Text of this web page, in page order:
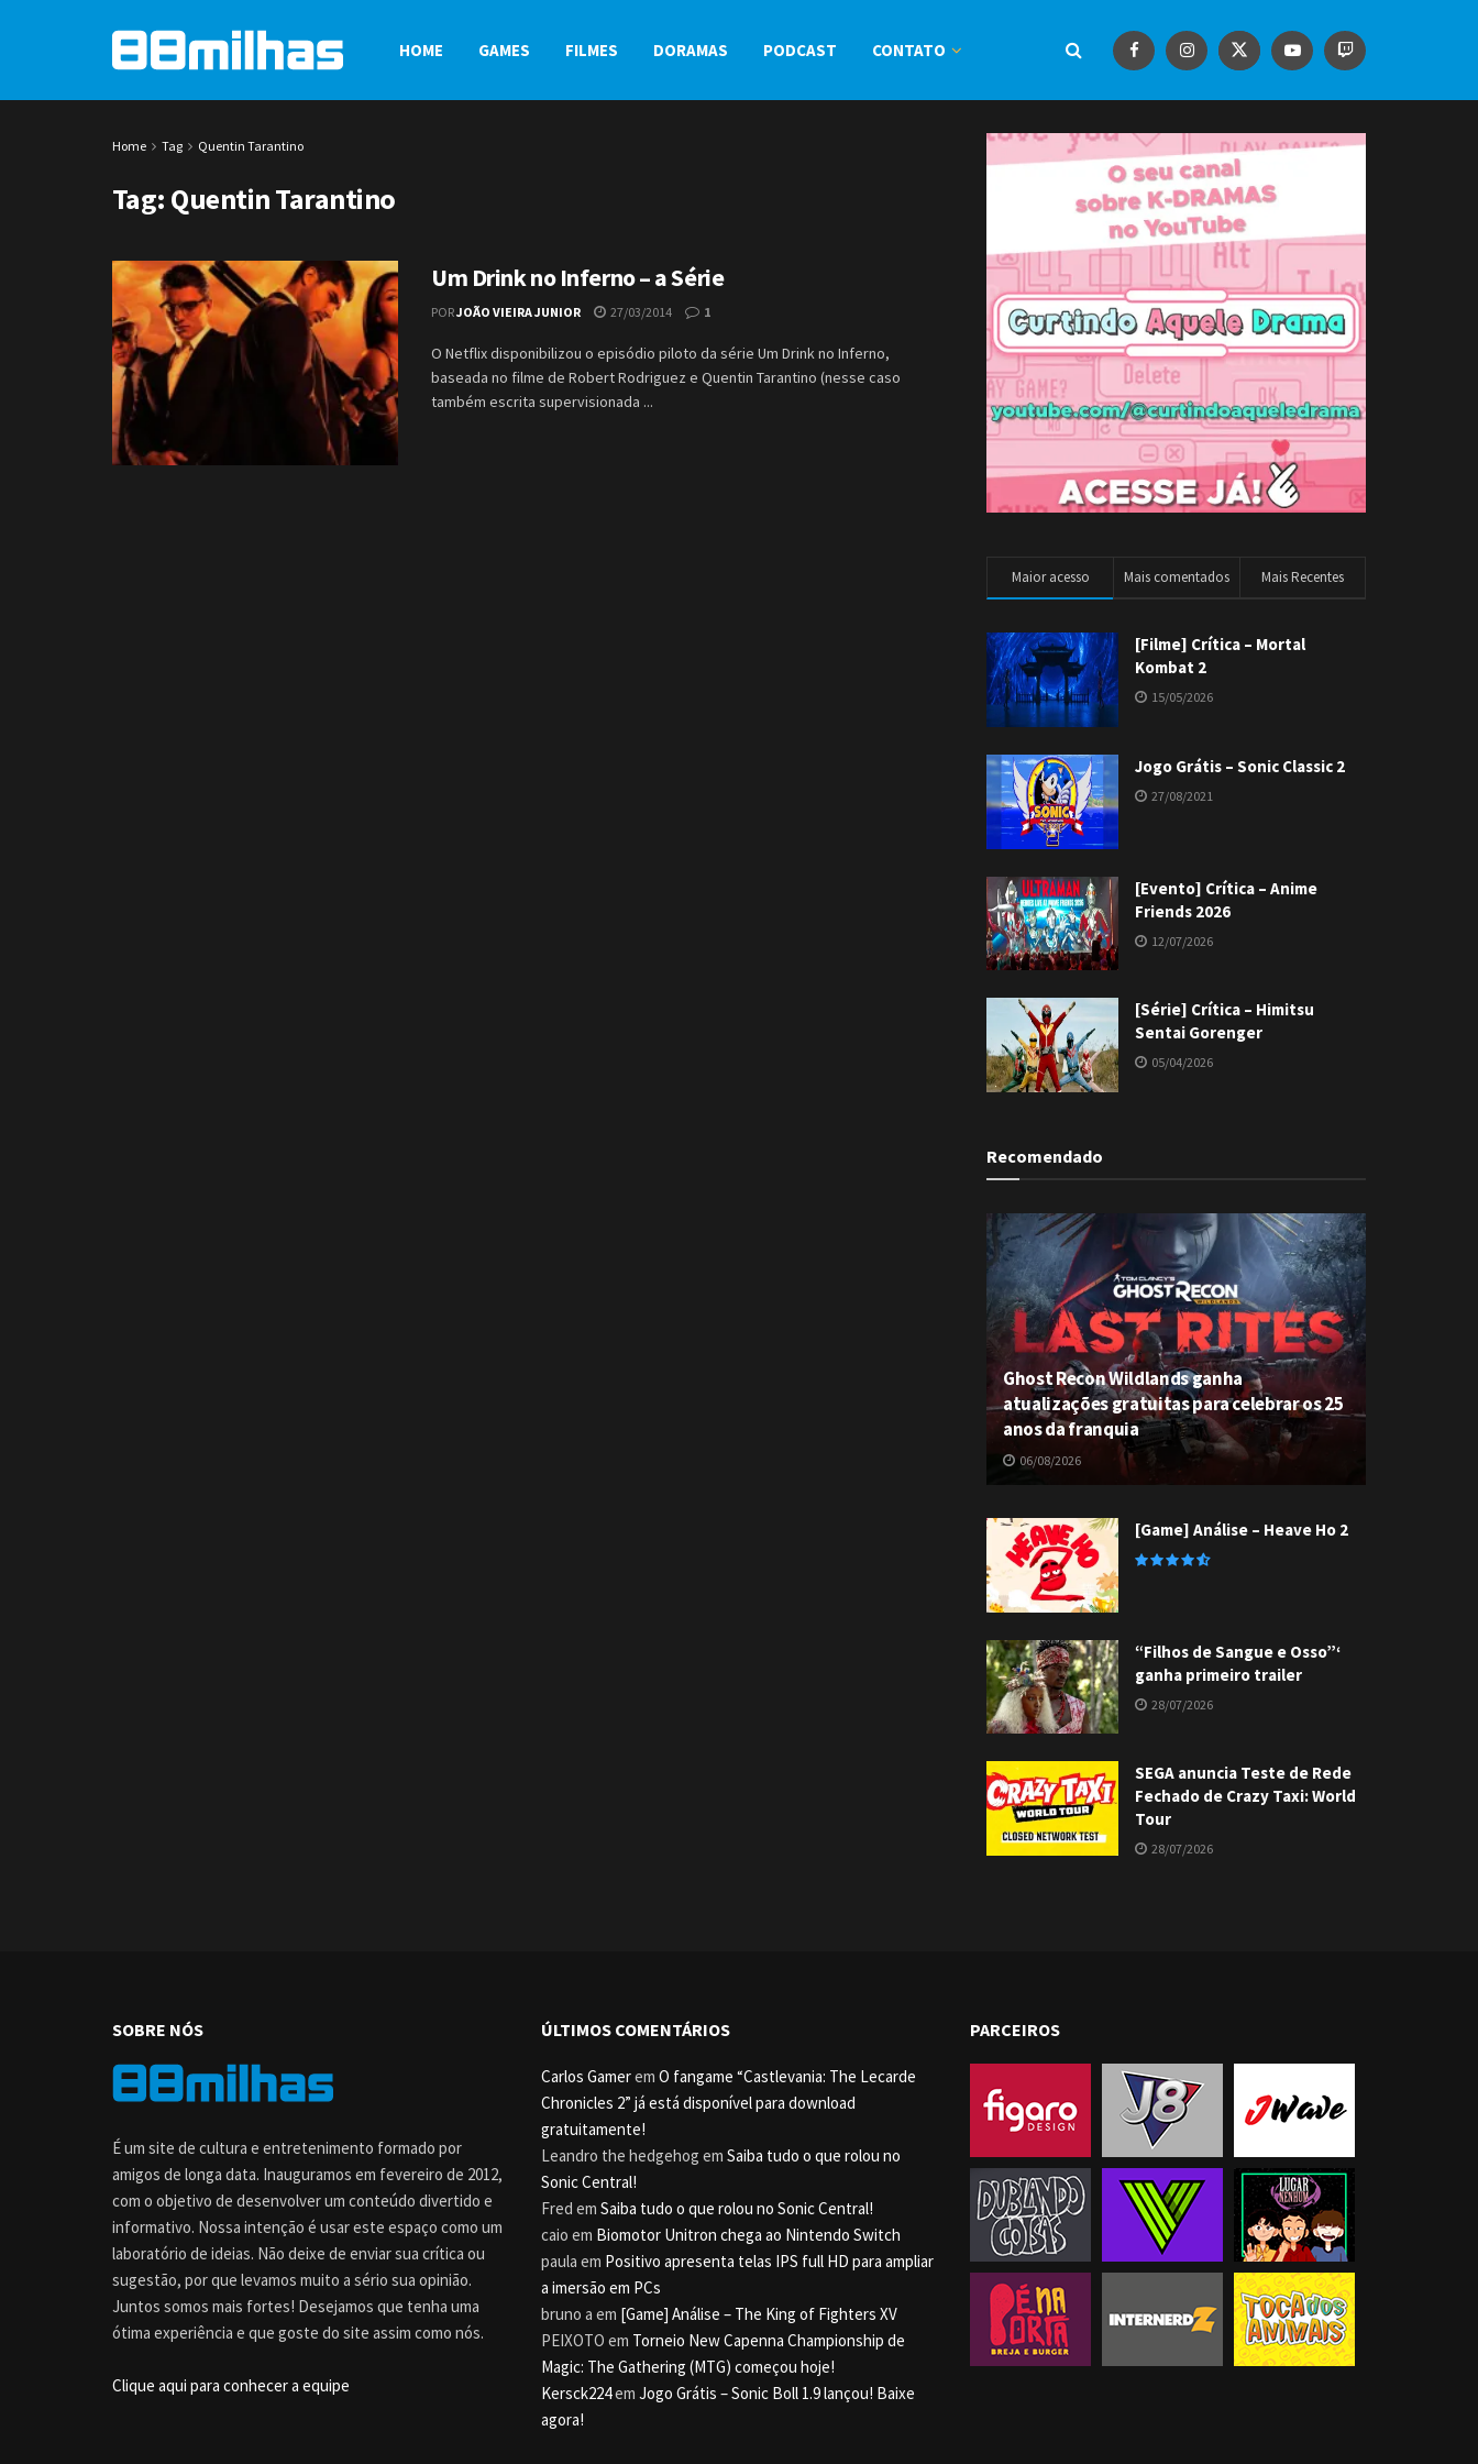
HOME GAMES FILMES DORAMAS PODCAST CONTATO
Home Tag Quentin Tarantino
Tag: Quentin Tarantino
Um Drink no Inferno – a Série
PORJOÃO VIEIRA JUNIOR 27/03/2014 1
O Netflix disponibilizou o episódio piloto da série Um Drink no Inferno,
baseada no filme de Robert Rodriguez e Quentin Tarantino (nesse caso
também escrita supervisionada ...
Maior acesso Mais comentados Mais Recentes
[Filme] Crítica – Mortal
Kombat 2
15/05/2026
Jogo Grátis – Sonic Classic 2
27/08/2021
[Evento] Crítica – Anime
Friends 2026
12/07/2026
[Série] Crítica – Himitsu
Sentai Gorenger
05/04/2026
Recomendado
Ghost Recon Wildlands ganha
atualizações gratuitas para celebrar os 25
anos da franquia
06/08/2026
[Game] Análise – Heave Ho 2
“Filhos de Sangue e Osso”‘
ganha primeiro trailer
28/07/2026
SEGA anuncia Teste de Rede
Fechado de Crazy Taxi: World
Tour
28/07/2026
SOBRE NÓS
É um site de cultura e entretenimento formado por
amigos de longa data. Inauguramos em fevereiro de 2012,
com o objetivo de desenvolver um conteúdo divertido e
informativo. Nossa intenção é usar este espaço como um
laboratório de ideias. Não deixe de enviar sua crítica ou
sugestão, por que levamos muito a sério sua opinião.
Juntos somos mais fortes! Desejamos que tenha uma
ótima experiência e que goste do site assim como nós.
Clique aqui para conhecer a equipe
ÚLTIMOS COMENTÁRIOS
Carlos Gamerem O fangame “Castlevania: The Lecarde
Chronicles 2” já está disponível para download
gratuitamente!
Leandro the hedgehog em Saiba tudo o que rolou no
Sonic Central!
Fred em Saiba tudo o que rolou no Sonic Central!
caio em Biomotor Unitron chega ao Nintendo Switch
paula em Positivo apresenta telas IPS full HD para ampliar
a imersão em PCs
bruno a em [Game] Análise – The King of Fighters XV
PEIXOTO em Torneio New Capenna Championship de
Magic: The Gathering (MTG) começou hoje!
Kersck224em Jogo Grátis – Sonic Boll 1.9 lançou! Baixe
agora!
PARCEIROS